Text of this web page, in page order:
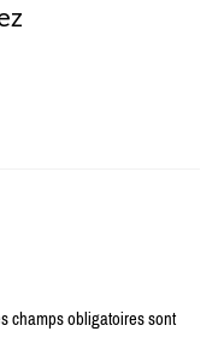
champs obligatoires sont